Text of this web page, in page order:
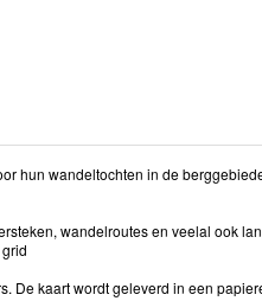
hun wandeltochten in de
wandelroutes en veelal ook
De kaart wordt geleverd in een